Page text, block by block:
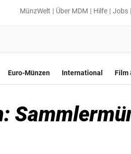
MünzWelt Über MDM Hilfe Jobs
Euro-Münzen International Film